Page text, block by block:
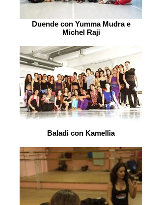
Duende con Yumma Mudra e
Michel Raji
Baladi con Kamellia